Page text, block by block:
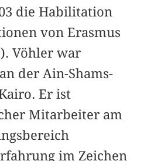
die Habilitation
von Erasmus
Vöhler war
der Ain-Shams-
Er ist
Mitarbeiter am
im Zeichen